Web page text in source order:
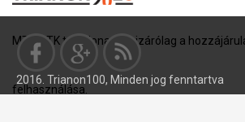
MTA BTK tulajdona, és kizárólag a
felhasználása.
2016. Trianon100, Minden jog fenntartva